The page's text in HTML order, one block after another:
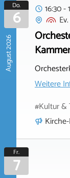
August 2026
Do.
6
16:30 -
Weitere
#Kultur &
Fr.
7